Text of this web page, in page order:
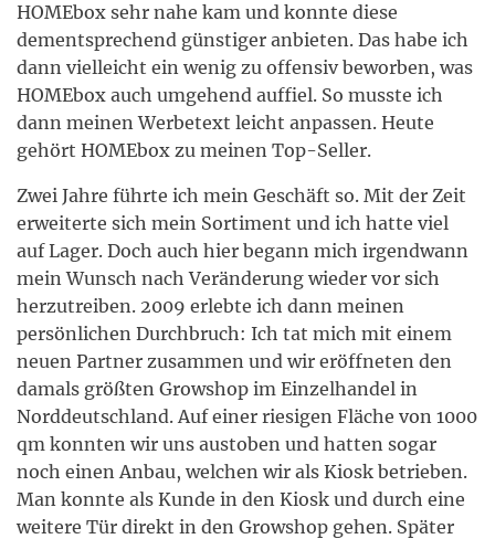
HOMEbox sehr nahe kam und konnte diese
dementsprechend günstiger anbieten. Das habe ich
dann vielleicht ein wenig zu offensiv beworben, was
HOMEbox auch umgehend auffiel. So musste ich
dann meinen Werbetext leicht anpassen. Heute
gehört HOMEbox zu meinen Top-Seller.
Zwei Jahre führte ich mein Geschäft so. Mit der Zeit
erweiterte sich mein Sortiment und ich hatte viel
auf Lager. Doch auch hier begann mich irgendwann
mein Wunsch nach Veränderung wieder vor sich
herzutreiben. 2009 erlebte ich dann meinen
persönlichen Durchbruch: Ich tat mich mit einem
neuen Partner zusammen und wir eröffneten den
damals größten Growshop im Einzelhandel in
Norddeutschland. Auf einer riesigen Fläche von 1000
qm konnten wir uns austoben und hatten sogar
noch einen Anbau, welchen wir als Kiosk betrieben.
Man konnte als Kunde in den Kiosk und durch eine
weitere Tür direkt in den Growshop gehen. Später